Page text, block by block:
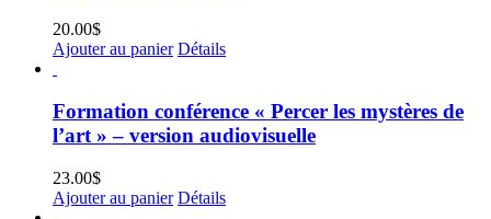
20.00$
Ajouter au panier Détails
Formation conférence « Percer les mystères de
l’art » – version audiovisuelle
23.00$
Ajouter au panier Détails